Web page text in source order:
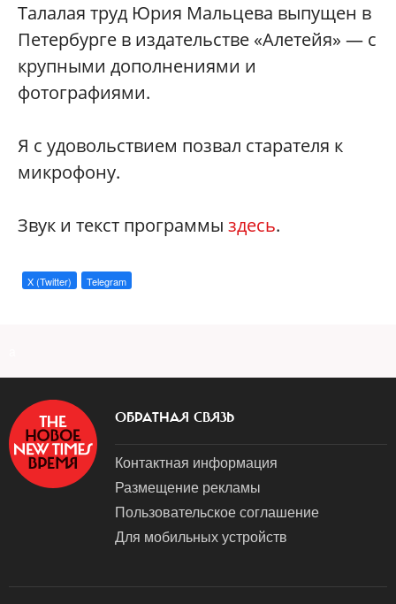
Талалая труд Юрия Мальцева выпущен в
Петербурге в издательстве «Алетейя» — с
крупными дополнениями и
фотографиями.
Я с удовольствием позвал старателя к
микрофону.
Звук и текст программы здесь.
X (Twitter) Telegram
ОБРАТНАЯ СВЯЗЬ
Контактная информация
Размещение рекламы
Пользовательское соглашение
Для мобильных устройств